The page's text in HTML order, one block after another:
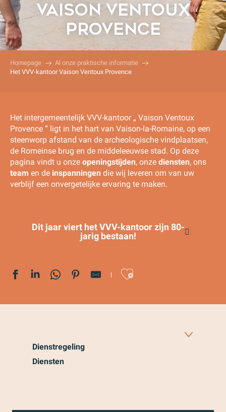
VAISON VENTOUX
PROVENCE
Homepage
Al onze praktische informatie
Het VVV-kantoor Vaison Ventoux Provence
Het intergemeentelijk VVV-kantoor „ Vaison Ventoux
Provence “ ligt in het hart van Vaison-la-Romaine, op een
steenworp afstand van de archeologische vindplaatsen,
de Romeinse brug en de middeleeuwse stad. Op deze
pagina vindt u onze openingstijden, onze diensten, ons
team en de inspanningen die wij leveren om van uw
verblijf een onvergetelijke ervaring te maken.
Dit jaar viert het VVV-kantoor zijn 80-
jarig bestaan!
Ajouter
Dienstregeling
Diensten